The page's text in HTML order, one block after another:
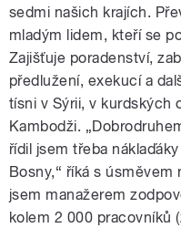
sedmi našich krajích.
mladým lidem, kteří se
Zajišťuje poradenství,
předlužení, exekucí a
tísni v Sýrii, v kurdských
Kambodži.
řídil jsem třeba
Bosny,“ říká s úsměvem
jsem manažerem
kolem 2 000 pracovníků